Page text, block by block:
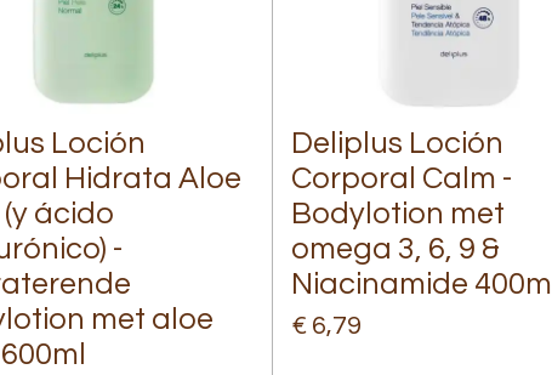
Loción
Hidrata Aloe
ácido
-
met aloe
Deliplus Loción
Corporal Calm -
Bodylotion met
omega 3, 6, 9 &
Niacinamide 400ml
€ 6,79